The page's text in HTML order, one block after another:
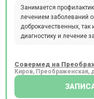
Занимается
лечением заболеваний
доброкачественных, так
диагностику и лечение
Совермед на
Киров, Преображенская,